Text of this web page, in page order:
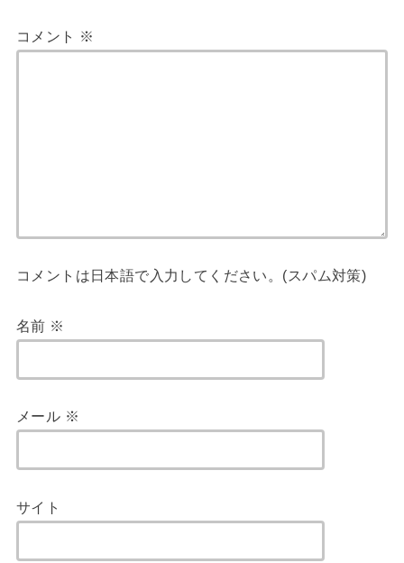
コメント ※
コメントは日本語で入力してください。(スパム対策)
名前 ※
メール ※
サイト